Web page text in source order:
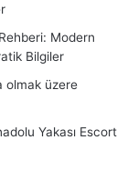
Modern
Bilgiler
olmak üzere
Yakası Escort